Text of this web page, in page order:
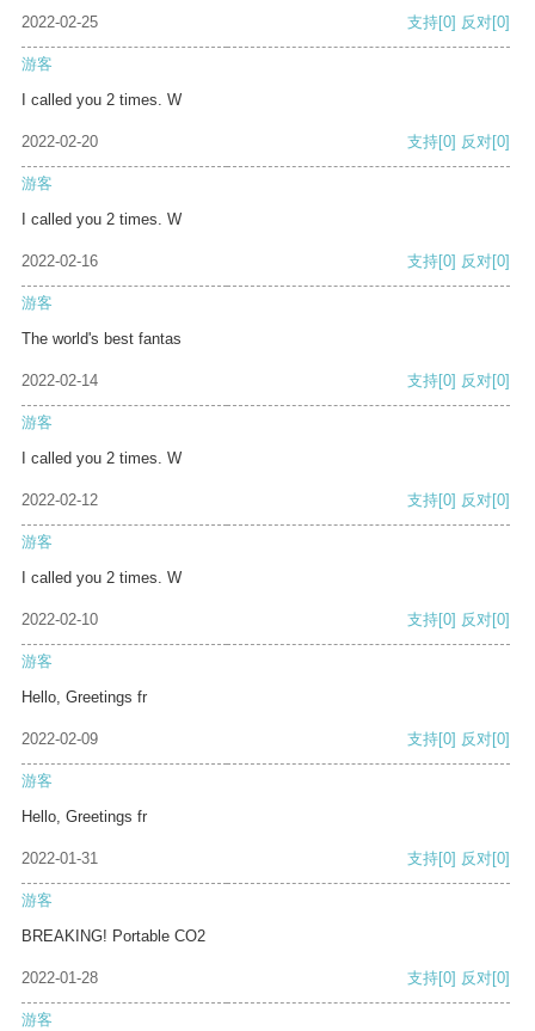
2022-02-25 支持[0] 反对[0]
游客
I called you 2 times. W
2022-02-20 支持[0] 反对[0]
游客
I called you 2 times. W
2022-02-16 支持[0] 反对[0]
游客
The world's best fantas
2022-02-14 支持[0] 反对[0]
游客
I called you 2 times. W
2022-02-12 支持[0] 反对[0]
游客
I called you 2 times. W
2022-02-10 支持[0] 反对[0]
游客
Hello, Greetings fr
2022-02-09 支持[0] 反对[0]
游客
Hello, Greetings fr
2022-01-31 支持[0] 反对[0]
游客
BREAKING! Portable CO2
2022-01-28 支持[0] 反对[0]
游客